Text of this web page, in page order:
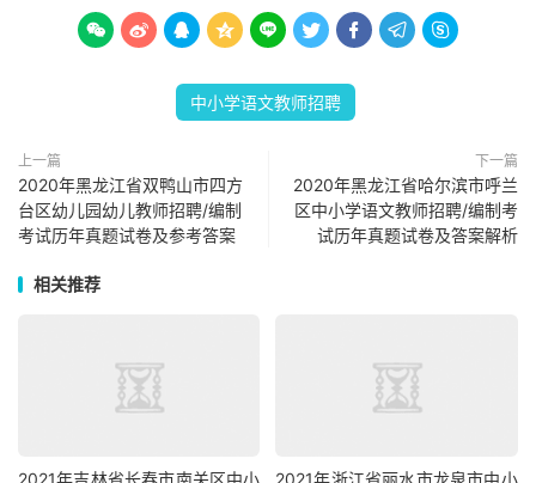
        
中小学语文教师招聘
上一篇
2020年黑龙江省双鸭山市四方
台区幼儿园幼儿教师招聘/编制
考试历年真题试卷及参考答案
下一篇
2020年黑龙江省哈尔滨市呼兰
区中小学语文教师招聘/编制考
试历年真题试卷及答案解析
相关推荐